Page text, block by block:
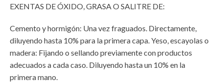
EXENTAS DE ÓXIDO, GRASA O SALITRE DE:
Cemento y hormigón: Una vez fraguados. Directamente,
diluyendo hasta 10% para la primera capa. Yeso, escayolas o
madera: Fijando o sellando previamente con productos
adecuados a cada caso. Diluyendo hasta un 10% en la
primera mano.